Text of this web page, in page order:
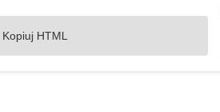
Kopiuj HTML